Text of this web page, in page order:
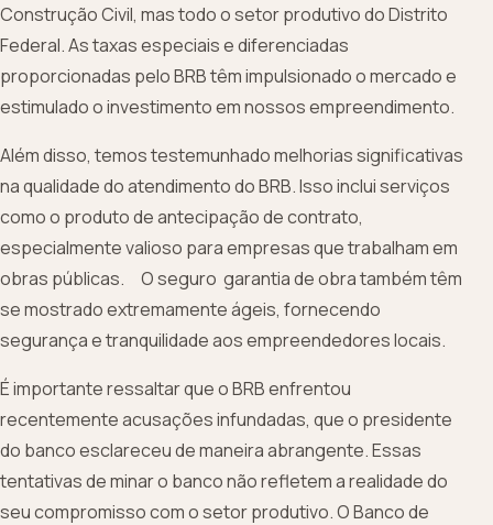
Construção Civil, mas todo o setor produtivo do Distrito
Federal. As taxas especiais e diferenciadas
proporcionadas pelo BRB têm impulsionado o mercado e
estimulado o investimento em nossos empreendimento.
Além disso, temos testemunhado melhorias significativas
na qualidade do atendimento do BRB. Isso inclui serviços
como o produto de antecipação de contrato,
especialmente valioso para empresas que trabalham em
obras públicas. O seguro garantia de obra também têm
se mostrado extremamente ágeis, fornecendo
segurança e tranquilidade aos empreendedores locais.
É importante ressaltar que o BRB enfrentou
recentemente acusações infundadas, que o presidente
do banco esclareceu de maneira abrangente. Essas
tentativas de minar o banco não refletem a realidade do
seu compromisso com o setor produtivo. O Banco de